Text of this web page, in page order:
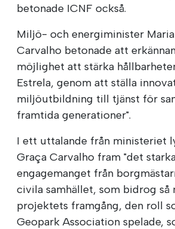
betonade ICNF också.
Miljö- och energiminister
Carvalho betonade att
möjlighet att stärka
Estrela, genom att ställa
miljöutbildning till tjänst för
framtida generationer".
I ett uttalande från ministeriet
Graça Carvalho fram "det
engagemanget från
civila samhället, som bidrog
projektets framgång, den roll
Geopark Association spelade,